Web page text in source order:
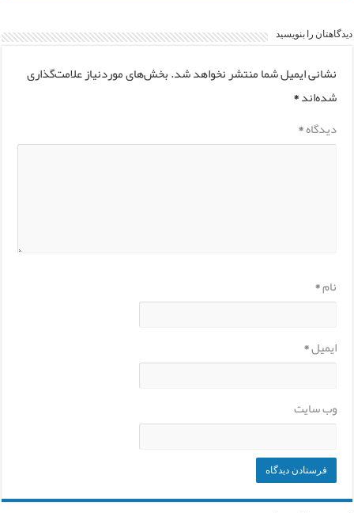
دیدگاهتان را بنویسید
نشانی ایمیل شما منتشر نخواهد شد.بخش‌های موردنیاز علامت‌گذاری
شده‌اند*
دیدگاه*
نام*
ایمیل*
وب‌ سایت